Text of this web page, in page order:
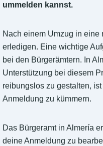
ummelden kannst.
Nach einem Umzug in
erledigen. Eine wichtige
bei den Bürgerämtern. In
Unterstützung bei diesem
reibungslos zu gestalten,
Anmeldung zu kümmern.
Das Bürgeramt in Almería
deine Anmeldung zu